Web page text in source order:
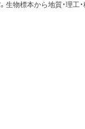
生物標本から地質・理工